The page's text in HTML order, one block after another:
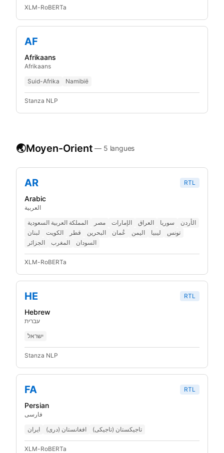
XLM-RoBERTa
AF
Afrikaans
Afrikaans
Suid-Afrika
Namibië
Stanza NLP
🌏Moyen-Orient — 5 langues
AR RTL
Arabic
العربية
المملكة العربية السعودية
مصر الإمارات العراق سوريا
الأردن
لبنان
الكويت قطر البحرين عُمان اليمن ليبيا
تونس
الجزائر
المغرب السودان
XLM-RoBERTa
HE RTL
Hebrew
עברית
ישראל
Stanza NLP
FA RTL
Persian
فارسی
ایران
افغانستان (دری) تاجیکستان (تاجیکی)
XLM-RoBERTa